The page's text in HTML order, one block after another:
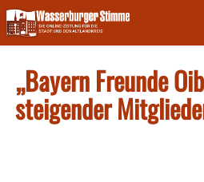
Skip
to
content
„Bayern Freunde
steigender